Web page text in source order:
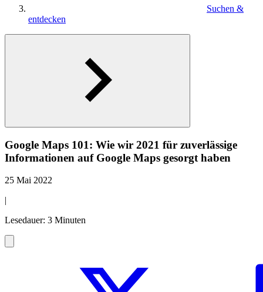
Suchen &
entdecken
Google Maps 101: Wie wir 2021 für zuverlässige
Informationen auf Google Maps gesorgt haben
25 Mai 2022
|
Lesedauer: 3 Minuten